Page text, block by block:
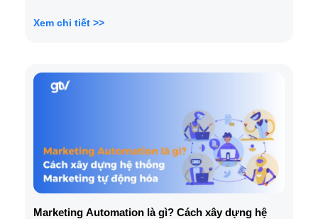
Xem chi tiết >>
Marketing Automation là gì? Cách xây dựng hệ